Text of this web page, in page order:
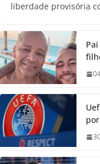
liberdade provisória